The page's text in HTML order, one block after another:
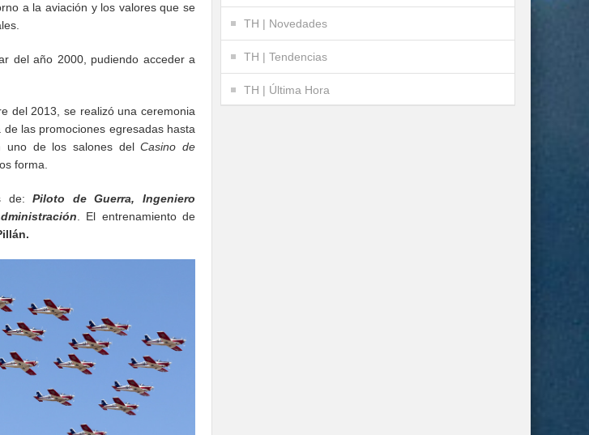
a la aviación y los valores que se
del año 2000, pudiendo acceder a
del 2013, se realizó una ceremonia
las promociones egresadas hasta
uno de los salones delCasino de
forma.
de:Piloto de Guerra, Ingeniero
. El entrenamiento de
TH | Novedades
TH | Tendencias
TH | Última Hora